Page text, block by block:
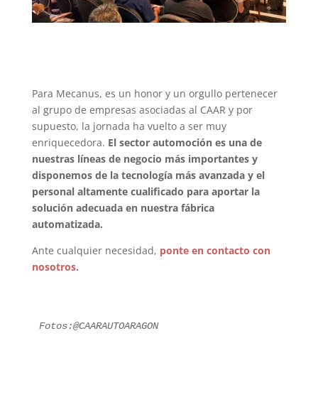
Para Mecanus, es un honor y un orgullo pertenecer
al grupo de empresas asociadas al CAAR y por
supuesto, la jornada ha vuelto a ser muy
enriquecedora. El sector automoción es una de
nuestras líneas de negocio más importantes y
disponemos de la tecnología más avanzada y el
personal altamente cualificado para aportar la
solución adecuada en nuestra fábrica
automatizada.
Ante cualquier necesidad, ponte en contacto con
nosotros.
Fotos:@CAARAUTOARAGON